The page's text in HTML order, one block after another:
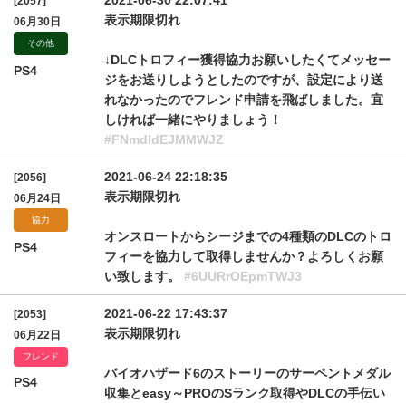
06月30日
その他
PS4
表示期限切れ
↓DLCトロフィー獲得協力お願いしたくてメッセー
ジをお送りしようとしたのですが、設定により送
れなかったのでフレンド申請を飛ばしました。宜
しければ一緒にやりましょう！
#FNmdldEJMMWJZ
[2056]
06月24日
協力
PS4
2021-06-24 22:18:35
表示期限切れ
オンスロートからシージまでの4種類のDLCのトロ
フィーを協力して取得しませんか？よろしくお願
い致します。 #6UURrOEpmTWJ3
[2053]
06月22日
フレンド
PS4
2021-06-22 17:43:37
表示期限切れ
バイオハザード6のストーリーのサーペントメダル
収集とeasy～PROのSランク取得やDLCの手伝い